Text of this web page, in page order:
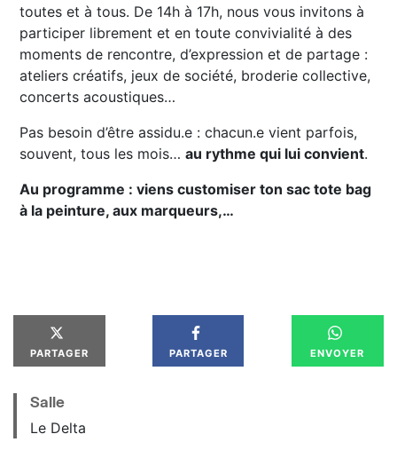
toutes et à tous. De 14h à 17h, nous vous invitons à
participer librement et en toute convivialité à des
moments de rencontre, d’expression et de partage :
ateliers créatifs, jeux de société, broderie collective,
concerts acoustiques…
Pas besoin d’être assidu.e : chacun.e vient parfois,
souvent, tous les mois…au rythme qui lui convient.
Au programme : viens customiser ton sac tote bag
à la peinture, aux marqueurs,…
PARTAGER PARTAGER ENVOYER
Salle
Le Delta